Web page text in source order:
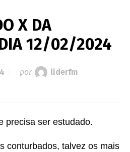
X DA
DIA 12/02/2024
por
liderfm
precisa ser estudado.
conturbados, talvez os mais